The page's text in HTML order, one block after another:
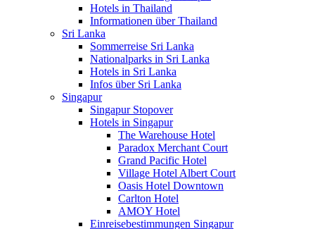
Hotels in Thailand
Informationen über Thailand
Sri Lanka
Sommerreise Sri Lanka
Nationalparks in Sri Lanka
Hotels in Sri Lanka
Infos über Sri Lanka
Singapur
Singapur Stopover
Hotels in Singapur
The Warehouse Hotel
Paradox Merchant Court
Grand Pacific Hotel
Village Hotel Albert Court
Oasis Hotel Downtown
Carlton Hotel
AMOY Hotel
Einreisebestimmungen Singapur